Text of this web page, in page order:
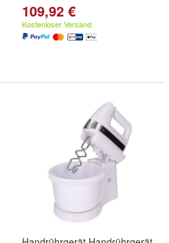
109,92 €
Kostenloser Versand